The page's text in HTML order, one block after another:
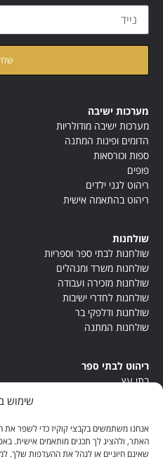
שימוש
אנחנו משתמשים בקבצי קוקיז כדי לשפר את
האתר, ולהציג לך תכנים מותאמים אישית.
שאינם חיוניים או לנהל את ההעדפות שלך.
מערכות ישיבה
מערכות ישיבה מודולריות
הדומים ופינות המתנה
ספות וכורסאות
פופים
ריהוט לגני ילדים
ריהוט בהתאמה אישית
שולחנות
שולחנות לבתי ספר וספריות
שולחנות משרד ומנהלים
שולחנות מזכירה ועבודה
שולחנות לחדרי ישיבות
שולחנות ודלפקי בר
שולחנות המתנה
ריהוט לבתי ספר
בתי עץ
ריהוט מונטסורי
ריהוט אנתרופוסופי